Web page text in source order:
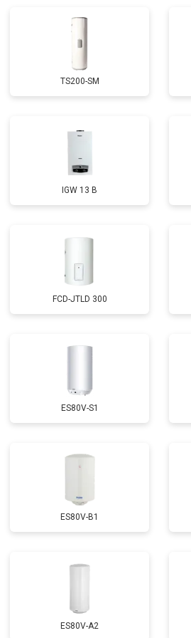
TS200-SM
IGW 13 B
FCD-JTLD 300
ES80V-S1
ES80V-B1
ES80V-A2